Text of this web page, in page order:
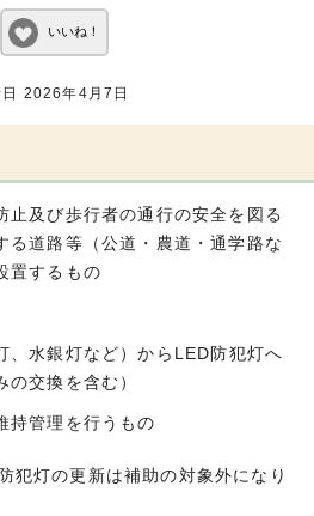
いいね！
2026年4月7日
止及び歩行者の通行の安全を図る
る道路等（公道・農道・通学路な
置するもの
、水銀灯など）からLED防犯灯へ
の交換を含む）
持管理を行うもの
灯の更新は補助の対象外になり